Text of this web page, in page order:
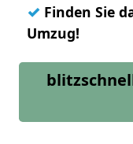
✓ Finden Sie
Umzug!